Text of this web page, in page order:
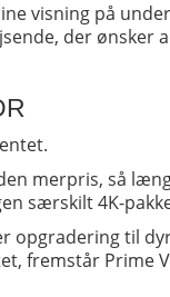
visning på
der ønsker
merpris, så
særskilt 4K-
opgradering til
fremstår Prime